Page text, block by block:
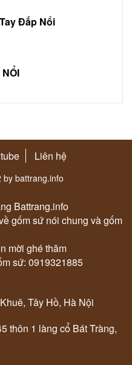
Đắp Nổi
Liên hệ
battrang.info
Battrang.info
gốm sứ nói chung và gốm
mời ghé thăm
sứ: 0919321885
Tây Hồ, Hà Nội
thôn 1 làng cổ Bát Tràng,